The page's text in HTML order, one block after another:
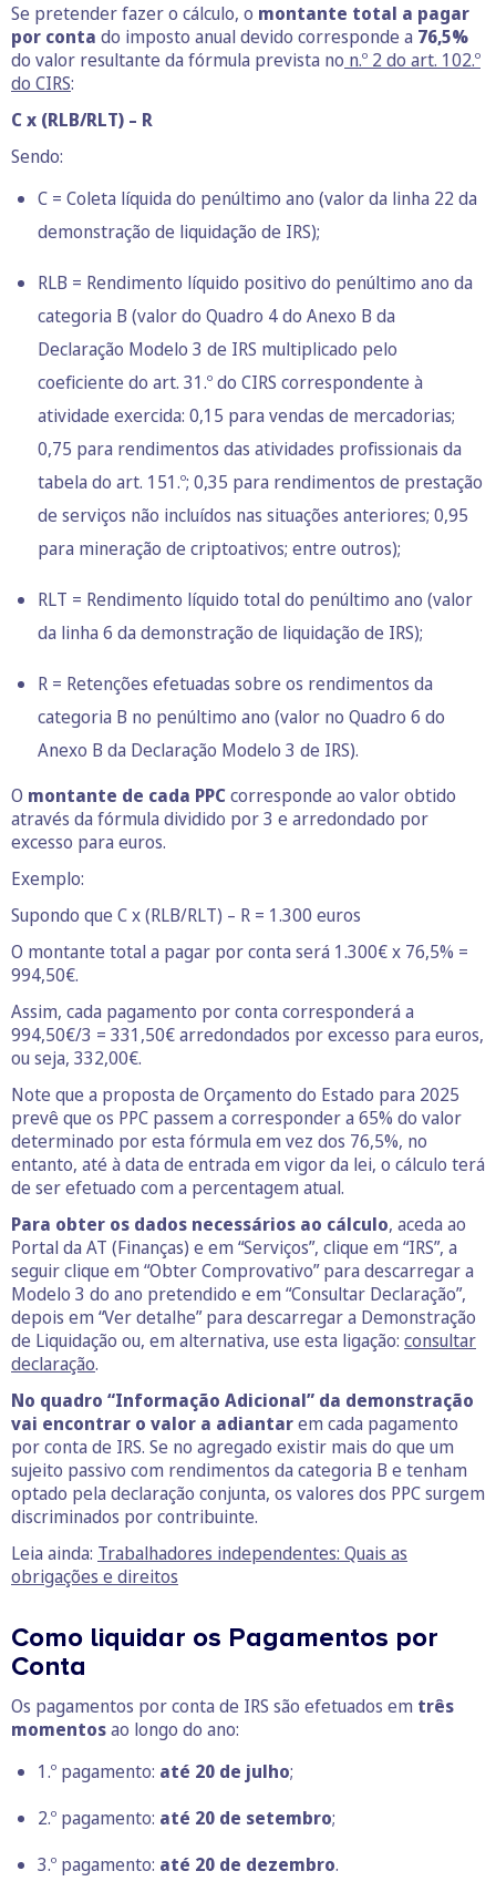
Se pretender fazer o cálculo, o montante total a pagar
por conta do imposto anual devido corresponde a 76,5%
do valor resultante da fórmula prevista no n.º 2 do art. 102.º
do CIRS:
C x (RLB/RLT) – R
Sendo:
C = Coleta líquida do penúltimo ano (valor da linha 22 da
demonstração de liquidação de IRS);
RLB = Rendimento líquido positivo do penúltimo ano da
categoria B (valor do Quadro 4 do Anexo B da
Declaração Modelo 3 de IRS multiplicado pelo
coeficiente do art. 31.º do CIRS correspondente à
atividade exercida: 0,15 para vendas de mercadorias;
0,75 para rendimentos das atividades profissionais da
tabela do art. 151.º; 0,35 para rendimentos de prestação
de serviços não incluídos nas situações anteriores; 0,95
para mineração de criptoativos; entre outros);
RLT = Rendimento líquido total do penúltimo ano (valor
da linha 6 da demonstração de liquidação de IRS);
R = Retenções efetuadas sobre os rendimentos da
categoria B no penúltimo ano (valor no Quadro 6 do
Anexo B da Declaração Modelo 3 de IRS).
O montante de cada PPCcorresponde ao valor obtido
através da fórmula dividido por 3 e arredondado por
excesso para euros.
Exemplo:
Supondo que C x (RLB/RLT) – R = 1.300 euros
O montante total a pagar por conta será 1.300€ x 76,5% =
994,50€.
Assim, cada pagamento por conta corresponderá a
994,50€/3 = 331,50€ arredondados por excesso para euros,
ou seja, 332,00€.
Note que a proposta de Orçamento do Estado para 2025
prevê que os PPC passem a corresponder a 65% do valor
determinado por esta fórmula em vez dos 76,5%, no
entanto, até à data de entrada em vigor da lei, o cálculo terá
de ser efetuado com a percentagem atual.
Para obter os dados necessários ao cálculo, aceda ao
Portal da AT (Finanças) e em “Serviços”, clique em “IRS”, a
seguir clique em “Obter Comprovativo” para descarregar a
Modelo 3 do ano pretendido e em “Consultar Declaração”,
depois em “Ver detalhe” para descarregar a Demonstração
de Liquidação ou, em alternativa, use esta ligação: consultar
declaração.
No quadro “Informação Adicional” da demonstração
vai encontrar o valor a adiantarem cada pagamento
por conta de IRS. Se no agregado existir mais do que um
sujeito passivo com rendimentos da categoria B e tenham
optado pela declaração conjunta, os valores dos PPC surgem
discriminados por contribuinte.
Leia ainda: Trabalhadores independentes: Quais as
obrigações e direitos
Como liquidar os Pagamentos por
Conta
Os pagamentos por conta de IRS são efetuados em três
momentosao longo do ano:
1.º pagamento: até 20 de julho;
2.º pagamento: até 20 de setembro;
3.º pagamento: até 20 de dezembro.